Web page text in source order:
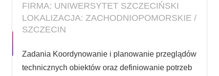
FIRMA: UNIWERSYTET SZCZECIŃSKI
LOKALIZACJA: ZACHODNIOPOMORSKIE /
SZCZECIN
Zadania Koordynowanie i planowanie przeglądów
technicznych obiektów oraz definiowanie potrzeb